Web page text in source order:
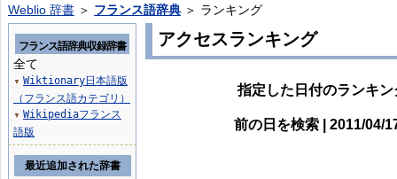
Weblio 辞書 ＞ フランス語辞典 ＞ ランキング
アクセスランキング
指定した日付のランキ
前の日を検索 | 2011/04/
フランス語辞典収録辞書
全て
▼ Wiktionary日本語版
（フランス語カテゴリ）
▼ Wikipediaフランス
語版
最近追加された辞書